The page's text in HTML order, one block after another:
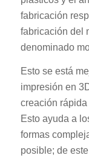
fabricación
fabricación del
denominado
Esto se está
impresión en
creación
Esto ayuda a
formas
posible; de